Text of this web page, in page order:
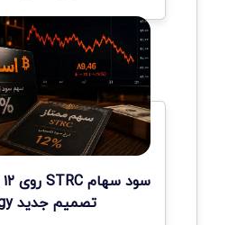
تصمیم جدید Strategy